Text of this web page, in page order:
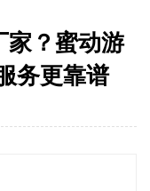
家？蜜动游
务更靠谱